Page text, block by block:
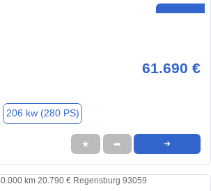
61.690 €
206 kw (280 PS)
★ ➦ ➜